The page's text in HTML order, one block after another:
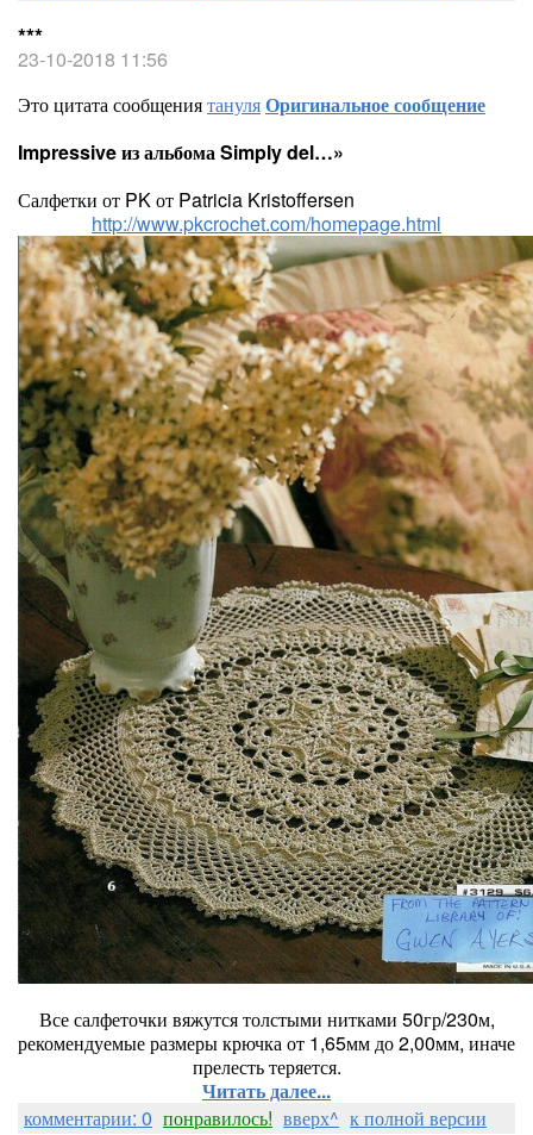
***
23-10-2018 11:56
Это цитата сообщениятануляОригинальное сообщение
Impressive из альбома Simply del…»
Салфетки от PK от Patricia Kristoffersen
http://www.pkcrochet.com/homepage.html
Все салфеточки вяжутся толстыми нитками 50гр/230м,
рекомендуемые размеры крючка от 1,65мм до 2,00мм, иначе
прелесть теряется.
Читать далее...
комментарии: 0 понравилось! вверх^ к полной версии